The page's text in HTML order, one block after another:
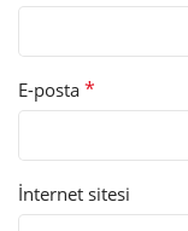
E-posta *
İnternet sitesi